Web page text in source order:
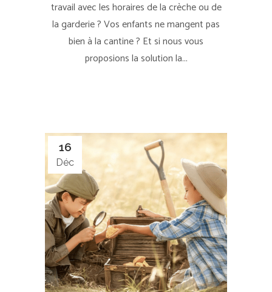
travail avec les horaires de la crèche ou de
la garderie ? Vos enfants ne mangent pas
bien à la cantine ? Et si nous vous
proposions la solution la...
16
Déc